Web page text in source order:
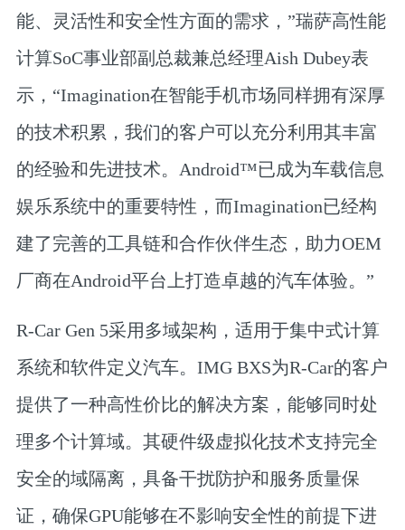
能、灵活性和安全性方面的需求，”瑞萨高性能
计算SoC事业部副总裁兼总经理Aish Dubey表
示，“Imagination在智能手机市场同样拥有深厚
的技术积累，我们的客户可以充分利用其丰富
的经验和先进技术。Android™已成为车载信息
娱乐系统中的重要特性，而Imagination已经构
建了完善的工具链和合作伙伴生态，助力OEM
厂商在Android平台上打造卓越的汽车体验。”
R-Car Gen 5采用多域架构，适用于集中式计算
系统和软件定义汽车。IMG BXS为R-Car的客户
提供了一种高性价比的解决方案，能够同时处
理多个计算域。其硬件级虚拟化技术支持完全
安全的域隔离，具备干扰防护和服务质量保
证，确保GPU能够在不影响安全性的前提下进